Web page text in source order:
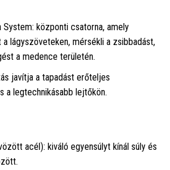
System: központi csatorna, amely
lágyszöveteken, mérsékli a zsibbadást,
a medence területén.
javítja a tapadást erőteljes
a legtechnikásabb lejtőkön.
acél): kiváló egyensúlyt kínál súly és